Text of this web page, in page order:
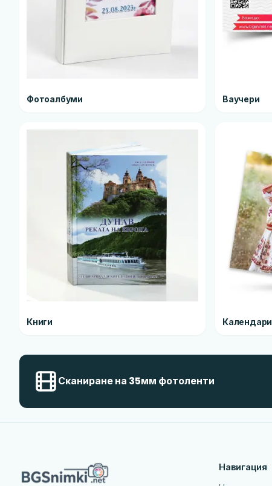
Фотоалбуми Ваучери
Книги Календари
Сканиране на 35мм фотоленти
Навигация